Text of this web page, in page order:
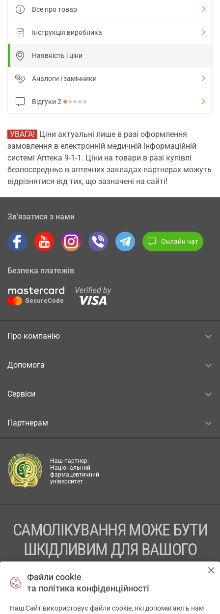
Все про товар
Інструкція виробника
Наявність і ціни
Аналоги і замінники
Відгуки 2
УВАГА! Ціни актуальні лише в разі оформлення
замовлення в електронній медичній інформаційній
системі Аптека 9-1-1. Ціни на товари в разі купівлі
безпосередньо в аптечних закладах-партнерах можуть
відрізнятися від тих, що зазначені на сайті!
Зв’язатися з нами
Онлайн чат
Безпека платежів
Про компанію
Допомога
Сервіси
Партнерам
Наш партнер:
Національний
фармацевтичний
університет
САМОЛІКУВАННЯ МОЖЕ БУТИ
ШКІДЛИВИМ ДЛЯ ВАШОГО
ПЕРЕД ЗАСТОСУВАННЯМ ПРЕПАРАТУ ПРОКОНСУЛЬТУЙТЕСЬ
Файли cookie
та політика конфіденційності
Наш Сайт використовує файли cookie, які допомагають нам